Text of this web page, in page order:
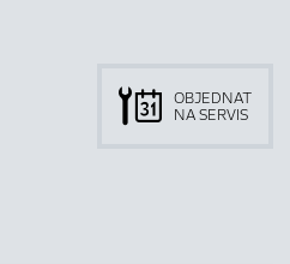
OBJEDNAT
NA SERVIS